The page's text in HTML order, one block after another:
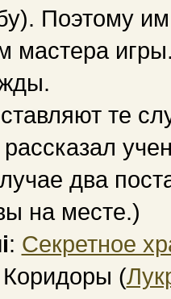
Поэтому
мастера
те
два
на месте.)
: Секретное
Коридоры (